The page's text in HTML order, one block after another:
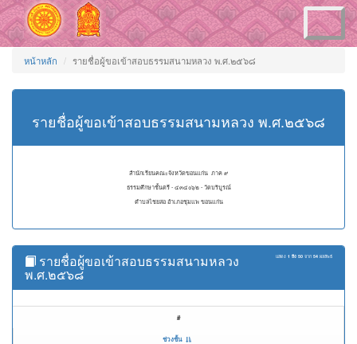
Toggle
navigation
หน้าหลัก รายชื่อผู้ขอเข้าสอบธรรมสนามหลวง พ.ศ.๒๕๖๘
รายชื่อผู้ขอเข้าสอบธรรมสนามหลวง พ.ศ.๒๕๖๘
สำนักเรียนคณะจังหวัดขอนแก่น ภาค ๙
ธรรมศึกษาชั้นตรี - ๔๓๔๐๖๒ - วัดบริบูรณ์
ตำบลไชยสอ อำเภอชุมแพ ขอนแก่น
แสดง 1 ถึง 50 จาก 54 ผลลัพธ์
รายชื่อผู้ขอเข้าสอบธรรมสนามหลวง
พ.ศ.๒๕๖๘
#
ช่วงชั้น